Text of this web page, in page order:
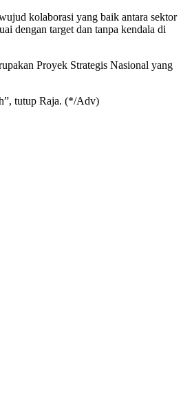
kolaborasi yang baik antara sektor
dengan target dan tanpa kendala di
Proyek Strategis Nasional yang
tutup Raja. (*/Adv)